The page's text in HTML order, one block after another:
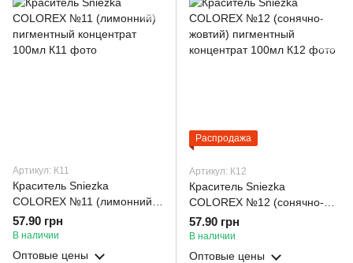
Артикул: К11
Краситель Sniezka
COLOREX №11 (лимонний)
пигментный концентрат
100мл
57.90 грн
В наличии
Оптовые цены
Распродажа
Артикул: К12
Краситель Sniezka
COLOREX №12 (сонячно-
жовтий) пигментный
концентрат 100мл
57.90 грн
В наличии
Оптовые цены